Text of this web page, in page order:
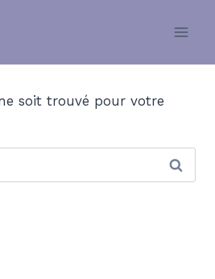
soit trouvé pour votre